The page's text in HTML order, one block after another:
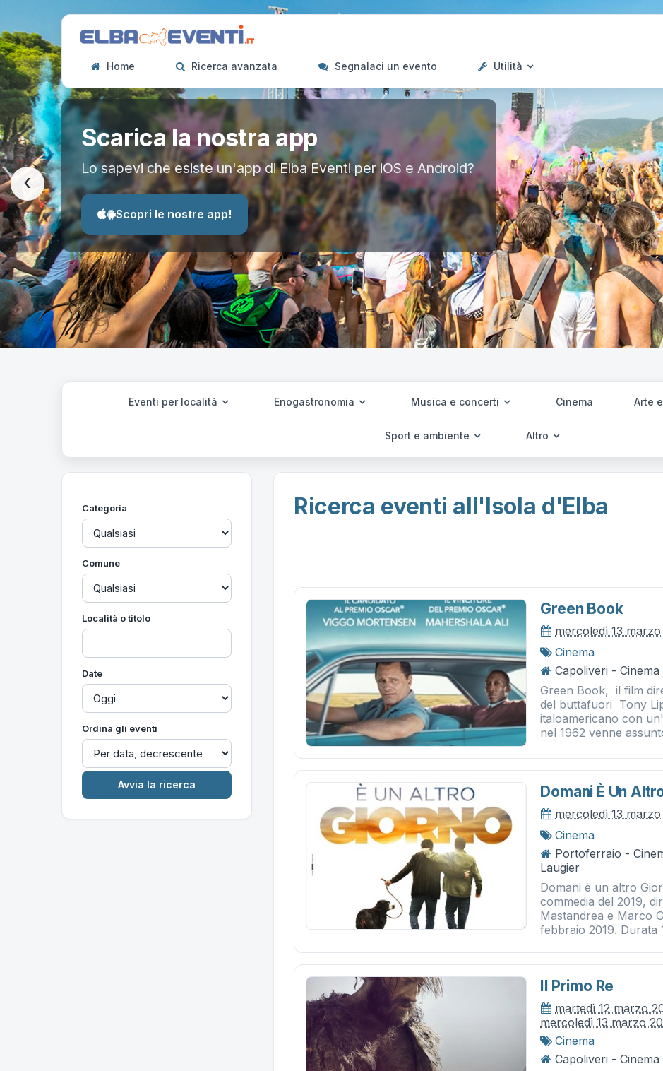
Home Ricerca avanzata Segnalaci un evento Utilità
Scarica la nostra app
Lo sapevi che esiste un'app di Elba Eventi per iOS e Android?
Scopri le nostre app!
‹
Eventi per località Enogastronomia Musica e concerti Cinema Arte
Sport e ambiente Altro
Categoria
Comune
Località o titolo
Date
Ordina gli eventi
Ricerca eventi all'Isola d'Elba
Green Book
mercoledì 13 marzo
Cinema
Capoliveri -
Green Book, il film
del buttafuori Tony
italoamericano con
nel 1962 venne
Domani È Un
mercoledì 13 marzo
Cinema
Portoferraio -
Laugier
Domani è un altro
commedia del 2019,
Mastandrea e Marco
febbraio 2019. Durata
Il Primo Re
martedì 12 marzo
mercoledì 13 marzo
Cinema
Capoliveri -